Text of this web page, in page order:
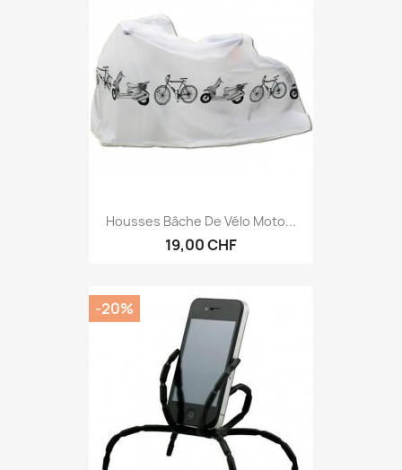
Housses Bâche De Vélo Moto...
19,00 CHF
-20%